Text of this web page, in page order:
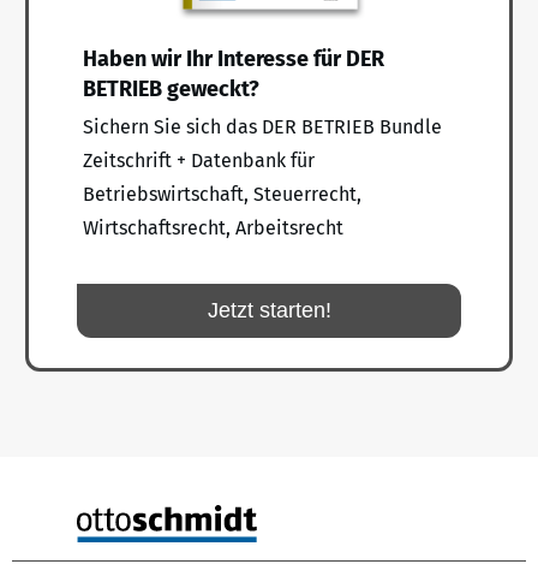
Haben wir Ihr Interesse für DER
BETRIEB geweckt?
Sichern Sie sich das DER BETRIEB Bundle
Zeitschrift + Datenbank für
Betriebswirtschaft, Steuerrecht,
Wirtschaftsrecht, Arbeitsrecht
Jetzt starten!